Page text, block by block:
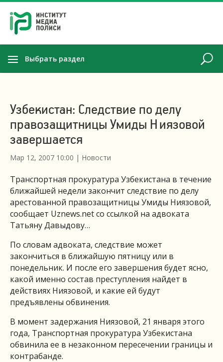
Выбрать раздел
Узбекистан: Следствие по делу
правозащитницы Умиды Ниязовой
завершается
Мар 12, 2007 10:00 | Новости
Транспортная прокуратура Узбекистана в течение
ближайшей недели закончит следствие по делу
арестованной правозащитницы Умиды Ниязовой,
сообщает Uznews.net со ссылкой на адвоката
Татьяну Давыдову…
По словам адвоката, следствие может
закончиться в ближайшую пятницу или в
понедельник. И после его завершения будет ясно,
какой именно состав преступления найдет в
действиях Ниязовой, и какие ей будут
предъявлены обвинения.
В момент задержания Ниязовой, 21 января этого
года, Транспортная прокуратура Узбекистана
обвинила ее в незаконном пересечении границы и
контрабанде.